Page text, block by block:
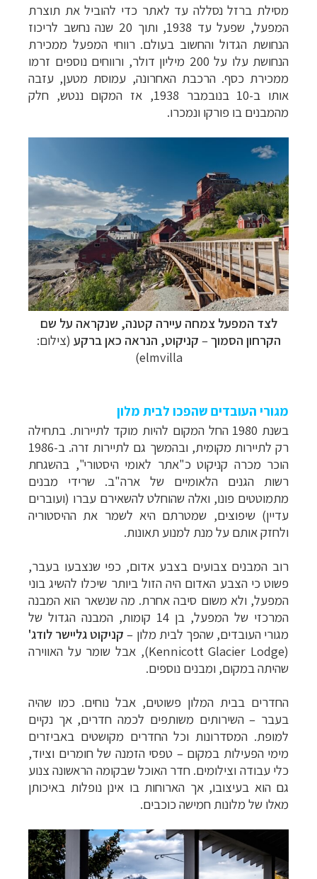
מסילת ברזל נסללה עד לאתר כדי להוביל את תוצרת
המפעל, שפעל עד 1938, ותוך 20 שנה נחשב לריכוז
הנחושת הגדול והחשוב בעולם. רווחי המפעל ממכירת
הנחושת עלו על 200 מיליון דולר, ורווחים נוספים זרמו
ממכירת כסף. הרכבת האחרונה, עמוסת מטען, עזבה
אותו ב-10 בנובמבר 1938, אז המקום ננטש, חלק
מהמבנים בו פורקו ונמכרו.
לצד המפעל צמחה עיירה קטנה, שנקראה על שם
הקרחון הסמוך– קניקוט, הנראה כאן ברקע (צילום:
elmvilla)
מגורי העובדים שהפכו לבית מלון
בשנת 1980 החל המקום להיות מוקד לתיירות. בתחילה
רק לתיירות מקומית, ובהמשך גם לתיירות זרה. ב-1986
הוכר מכרה קניקוט כ"אתר לאומי היסטורי", בהשגחת
רשות הגנים הלאומיים של ארה"ב. שרידי מבנים
מתמוטטים פונו, ואלה שהוחלט להשאירם עברו (ועוברים
עדיין) שיפוצים, שמטרתם היא לשמר את ההיסטוריה
ולחזק אותם על מנת למנוע תאונות.
רוב המבנים צבועים בצבע אדום, כפי שנצבעו בעבר,
פשוט כי הצבע האדום היה הזול ביותר שיכלו להשיג בוני
המפעל, ולא משום סיבה אחרת. מה שנשאר הוא המבנה
המרכזי של המפעל, בן 14 קומות, המבנה הגדול של
מגורי העובדים, שהפך לבית מלון – קניקוט גליישר לודג'
(
Kennicott Glacier Lodge), אבל שומר על האווירה
שהיתה במקום, ומבנים נוספים.
החדרים בבית המלון פשוטים, אבל נוחים. כמו שהיה
בעבר – השירותים משותפים לכמה חדרים, אך נקיים
למופת. המסדרונות וכל החדרים מקושטים באביזרים
מימי הפעילות במקום – טפסי הזמנה של חומרים וציוד,
כלי עבודה וצילומים. חדר האוכל שבקומה הראשונה צנוע
גם הוא בעיצובו, אך הארוחות בו אינן נופלות באיכותן
מאלו של מלונות חמישה כוכבים.